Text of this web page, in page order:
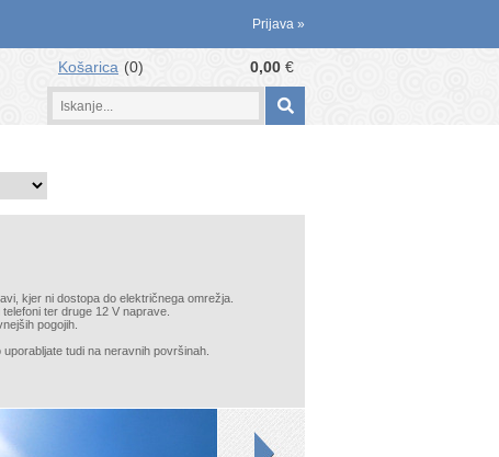
Prijava »
Košarica 0 0,00 €
kjer ni dostopa do električnega omrežja.
ter druge 12 V naprave.
pogojih.
tudi na neravnih površinah.